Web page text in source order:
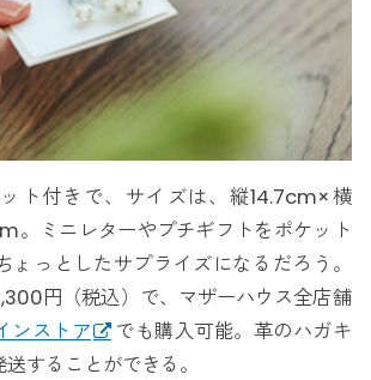
ト付きで、サイズは、縦14.7cm×横
。ミニレターやプチギフトをポケット
ょっとしたサプライズになるだろう。
円（税込）で、マザーハウス全店舗
ンストア
でも購入可能。革のハガキ
することができる。